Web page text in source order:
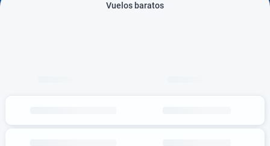
Vuelos baratos